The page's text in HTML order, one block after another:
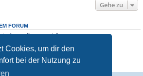
Cookies, um dir den
bei der Nutzung zu
Gehe zu
FORUM
in diesem Forum erstellen.
Forumnicht ändern.
diesem Forum erstellen.